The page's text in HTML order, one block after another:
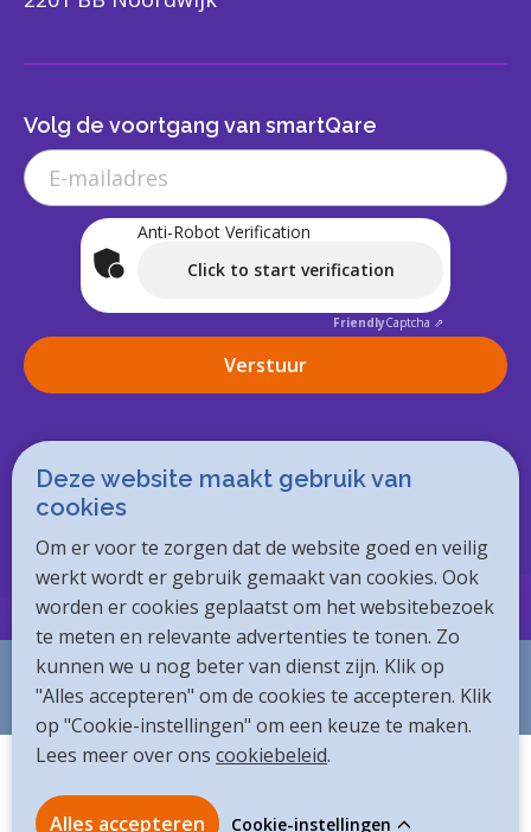
Volg de voortgang van smartQare
Anti-Robot Verification
Click to start verification
FriendlyCaptcha ⇗
Volg smartQare op
Cookie beleid
Privacy verklaring
Handleidingen & documenten
Verantwoorde openbaarmaking
Deze website maakt gebruik van
cookies
Om er voor te zorgen dat de website goed en veilig
werkt wordt er gebruik gemaakt van cookies. Ook
worden er cookies geplaatst om het websitebezoek
te meten en relevante advertenties te tonen. Zo
kunnen we u nog beter van dienst zijn. Klik op
"Alles accepteren" om de cookies te accepteren. Klik
op "Cookie-instellingen" om een keuze te maken.
Lees meer over ons cookiebeleid.
Cookie-instellingen